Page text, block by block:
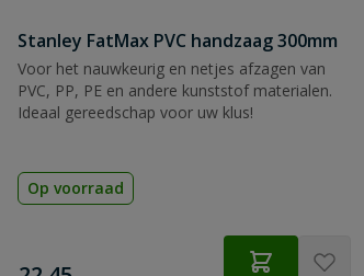
Stanley FatMax PVC handzaag 300mm
Voor het nauwkeurig en netjes afzagen van
PVC, PP, PE en andere kunststof materialen.
Ideaal gereedschap voor uw klus!
Op voorraad